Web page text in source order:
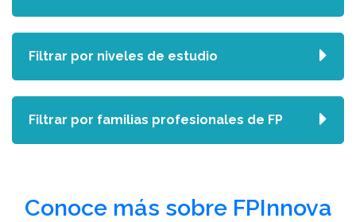
Conoce más sobre FPInnova
Filtrar por niveles de estudio
Filtrar por familias profesionales de FP